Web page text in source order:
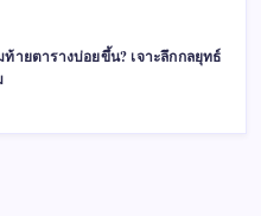
ยตารางบ่อยขึ้น? เจาะลึกกลยุทธ์